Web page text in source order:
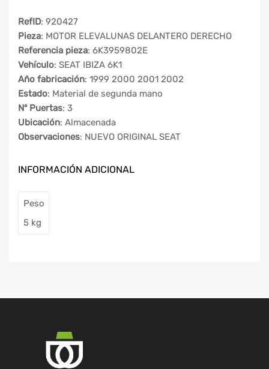
RefID: 920427
Pieza: MOTOR ELEVALUNAS DELANTERO DERECHO
Referencia pieza: 6K3959802E
Vehículo: SEAT IBIZA 6K1
Año fabricación: 1999 2000 2001 2002
Estado: Material de segunda mano
Nº Puertas: 3
Ubicación: Almacenada
Observaciones: NUEVO ORIGINAL SEAT
INFORMACIÓN ADICIONAL
Peso
5 kg